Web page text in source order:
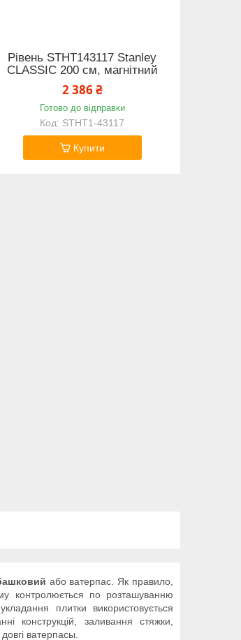
Рівень STHT143117 Stanley
CLASSIC 200 см, магнітний
2 386 ₴
Готово до відправки
STHT1-43117
Купити
або ватерпас. Як правило,
контролюється по розташуванню
плитки використовується
конструкцій, заливання стяжки,
ватерпасы.